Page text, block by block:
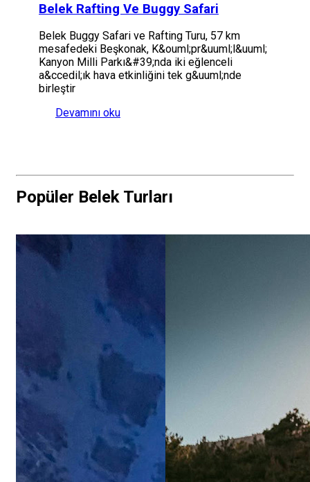
Belek Rafting Ve Buggy Safari
Belek Buggy Safari ve Rafting Turu, 57 km
mesafedeki Beşkonak, K&ouml;pr&uuml;l&uuml;
Kanyon Milli Parkı&#39;nda iki eğlenceli
a&ccedil;ık hava etkinliğini tek g&uuml;nde
birleştir
Devamını oku
Popüler Belek Turları